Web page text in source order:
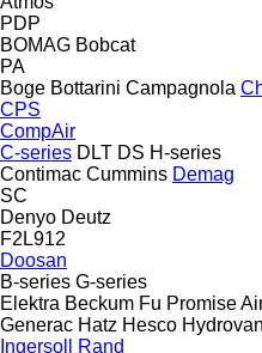
PDP
BOMAG Bobcat
PA
Boge Bottarini Campagnola
CPS
CompAir
C-series DLT DS H-series
Contimac Cummins Demag
SC
Denyo Deutz
F2L912
Doosan
B-series G-series
Elektra Beckum Fu Promise
Generac Hatz Hesco
Ingersoll Rand